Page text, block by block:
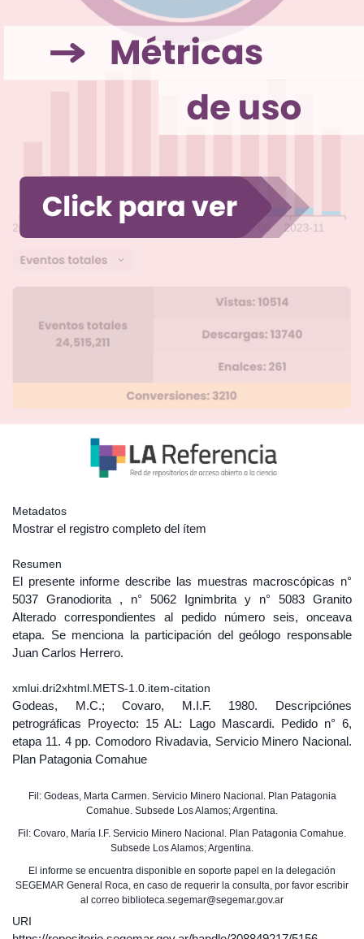
Metadatos
Mostrar el registro completo del ítem
Resumen
El presente informe describe las muestras macroscópicas n°
5037 Granodiorita , n° 5062 Ignimbrita y n° 5083 Granito
Alterado correspondientes al pedido número seis, onceava
etapa. Se menciona la participación del geólogo responsable
Juan Carlos Herrero.
xmlui.dri2xhtml.METS-1.0.item-citation
Godeas, M.C.; Covaro, M.I.F. 1980. Descripciónes
petrográficas Proyecto: 15 AL: Lago Mascardi. Pedido n° 6,
etapa 11. 4 pp. Comodoro Rivadavia, Servicio Minero Nacional.
Plan Patagonia Comahue
Fil: Godeas, Marta Carmen. Servicio Minero Nacional. Plan Patagonia
Comahue. Subsede Los Alamos; Argentina.
Fil: Covaro, María I.F. Servicio Minero Nacional. Plan Patagonia Comahue.
Subsede Los Alamos; Argentina.
El informe se encuentra disponible en soporte papel en la delegación
SEGEMAR General Roca, en caso de requerir la consulta, por favor escribir
al correo biblioteca.segemar@segemar.gov.ar
URI